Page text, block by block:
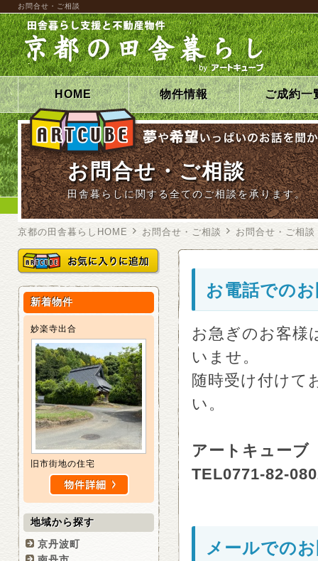
お問合せ・ご相談
HOME 物件情報 ご成約一
お問合せ・ご相談
田舎暮らしに関する全てのご相談を承ります。
京都の田舎暮らしHOME お問合せ・ご相談 お問合せ・ご相談
お電話での
お急ぎのお客様
いませ。
随時受け付けて
い。
アートキューブ
TEL0771-82-
メールでの
新着物件
妙楽寺出合
旧市街地の住宅
地域から探す
京丹波町